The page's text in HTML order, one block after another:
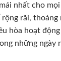
nhất cho
rãi, thoáng
hòa hoạt
những ngày